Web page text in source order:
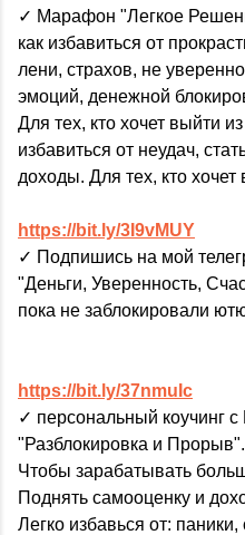
✓ Марафон "Легкое
как избавиться от
лени, страхов, не
эмоций, денежной
Для тех, кто хочет выйти
избавиться от неудач,
доходы. Для тех, кто хочет
https://bit.ly/3I9vMUY
✓ Подпишись на мой
"Деньги, Уверенность,
пока не заблокировали
https://bit.ly/37nmuIc
✓ персональный коучинг
"Разблокировка и Прорыв".
Чтобы зарабатывать
Поднять самооценку и
Легко избавься от: